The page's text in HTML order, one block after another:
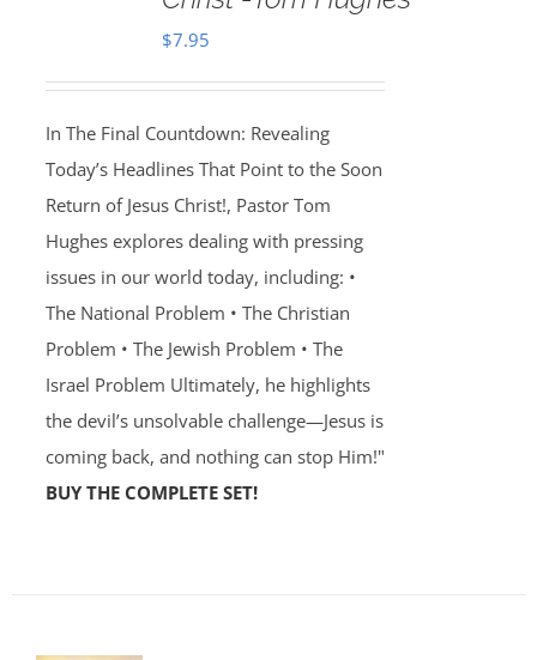
$7.95
In The Final Countdown: Revealing
Today’s Headlines That Point to the Soon
Return of Jesus Christ!, Pastor Tom
Hughes explores dealing with pressing
issues in our world today, including: •
The National Problem • The Christian
Problem • The Jewish Problem • The
Israel Problem Ultimately, he highlights
the devil’s unsolvable challenge—Jesus is
coming back, and nothing can stop Him!"
BUY THE COMPLETE SET!